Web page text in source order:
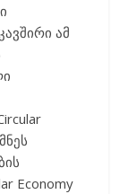
ამ
Economy